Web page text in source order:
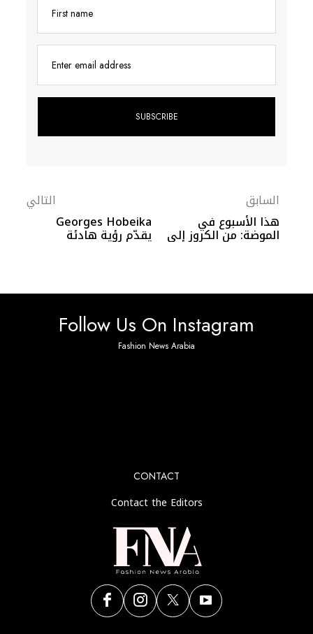
First name
Enter email address
السابق
هذا الأسبوع في
الموضة: من الكروز إلى
الكبسولات المحدودة
التالي
Georges Hobeika
يقدّم رؤية هادئة
لعروس ربيع 2027
Follow Us On Instagram
Fashion News Arabia
CONTACT
Contact the Editors